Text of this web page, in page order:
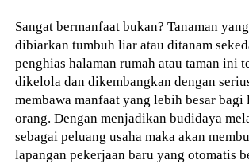
Sangat bermanfaat bukan? Tanaman
dibiarkan tumbuh liar atau ditanam
penghias halaman rumah atau taman ini
dikelola dan dikembangkan dengan
membawa manfaat yang lebih besar
orang. Dengan menjadikan budidaya
sebagai peluang usaha maka akan
lapangan pekerjaan baru yang otomatis